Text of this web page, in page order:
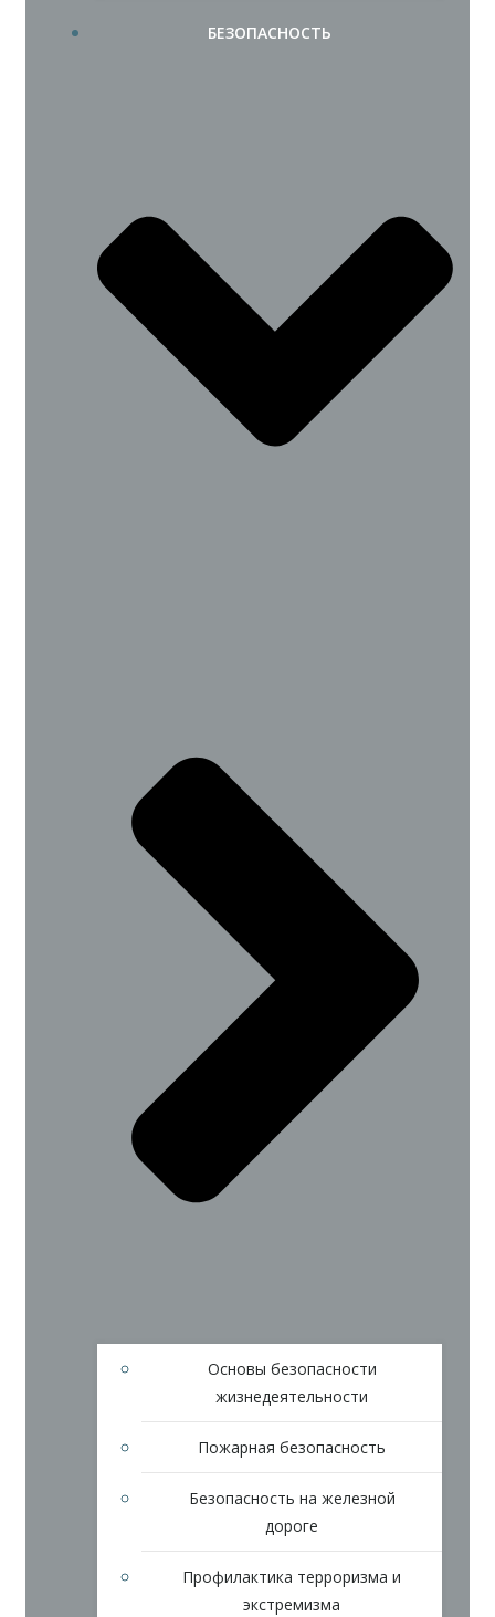
БЕЗОПАСНОСТЬ
Основы безопасности
жизнедеятельности
Пожарная безопасность
Безопасность на железной
дороге
Профилактика терроризма и
экстремизма